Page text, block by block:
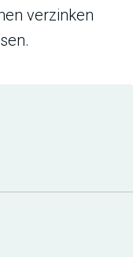
verzinken